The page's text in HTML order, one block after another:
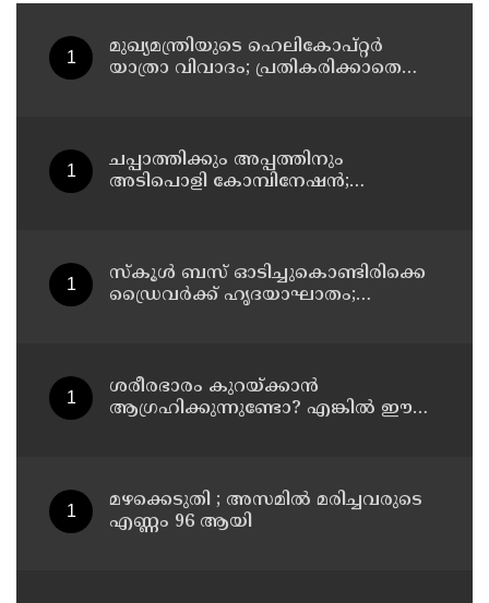
മുഖ്യമന്ത്രിയുടെ ഹെലികോപ്റ്റര്‍
യാത്രാ വിവാദം; പ്രതികരിക്കാതെ
ചപ്പാത്തിക്കും അപ്പത്തിനും
അടിപൊളി കോമ്പിനേഷൻ;
സ്കൂൾ ബസ് ഓടിച്ചുകൊണ്ടിരിക്കെ
ഡ്രൈവർക്ക് ഹൃദയാഘാതം;
ശരീരഭാരം കുറയ്ക്കാൻ
ആഗ്രഹിക്കുന്നുണ്ടോ? എങ്കിൽ ഈ
മഴക്കെടുതി ; അസമില്‍ മരിച്ചവരുടെ
എണ്ണം 96 ആയി